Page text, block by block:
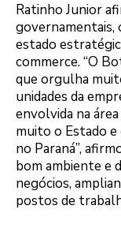
Ratinho Junior
governamentais,
estado
commerce. “O
que orgulha
unidades da
envolvida na
muito o Estado e
no Paraná”,
bom ambiente e
negócios,
postos de